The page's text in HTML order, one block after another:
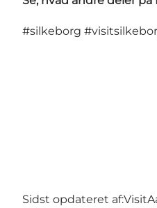
#silkeborg
Sidst opdateret af: